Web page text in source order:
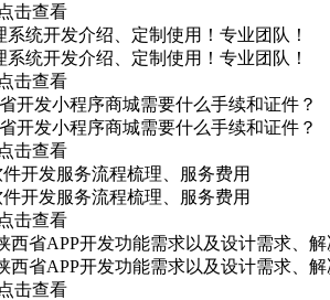
点击查看
系统开发介绍、定制使用！专业团队！
系统开发介绍、定制使用！专业团队！
点击查看
开发小程序商城需要什么手续和证件？
开发小程序商城需要什么手续和证件？
点击查看
开发服务流程梳理、服务费用
开发服务流程梳理、服务费用
点击查看
西省APP开发功能需求以及设计需求、
西省APP开发功能需求以及设计需求、
点击查看